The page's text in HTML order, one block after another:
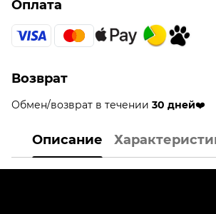
Оплата
Возврат
Обмен/возврат в течении 30 дней❤️
Описание